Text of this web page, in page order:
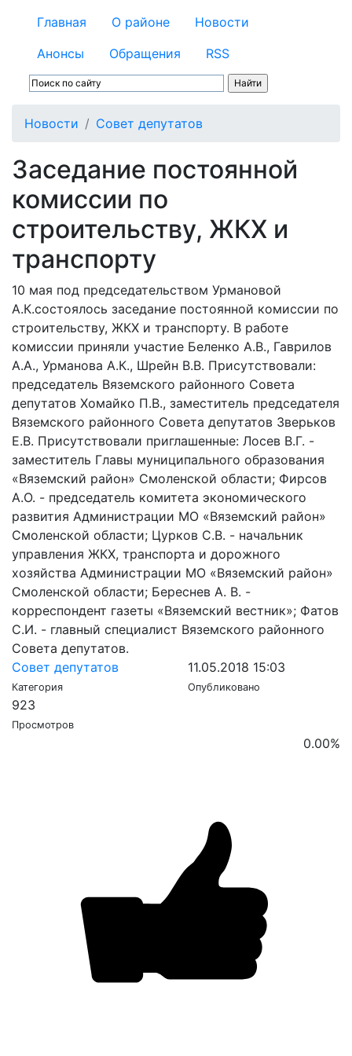
Главная О районе
Новости
Анонсы
Обращения RSS
Новости Совет депутатов
Заседание постоянной
комиссии по
строительству, ЖКХ и
транспорту
10 мая под председательством Урмановой
А.К.состоялось заседание постоянной комиссии по
строительству, ЖКХ и транспорту. В работе
комиссии приняли участие Беленко А.В., Гаврилов
А.А., Урманова А.К., Шрейн В.В. Присутствовали:
председатель Вяземского районного Совета
депутатов Хомайко П.В., заместитель председателя
Вяземского районного Совета депутатов Зверьков
Е.В. Присутствовали приглашенные: Лосев В.Г. -
заместитель Главы муниципального образования
«Вяземский район» Смоленской области; Фирсов
А.О. - председатель комитета экономического
развития Администрации МО «Вяземский район»
Смоленской области; Цурков С.В. - начальник
управления ЖКХ, транспорта и дорожного
хозяйства Администрации МО «Вяземский район»
Смоленской области; Береснев А. В. -
корреспондент газеты «Вяземский вестник»; Фатов
С.И. - главный специалист Вяземского районного
Совета депутатов.
Совет депутатов
Категория
11.05.2018 15:03
Опубликовано
923
Просмотров
0.00%